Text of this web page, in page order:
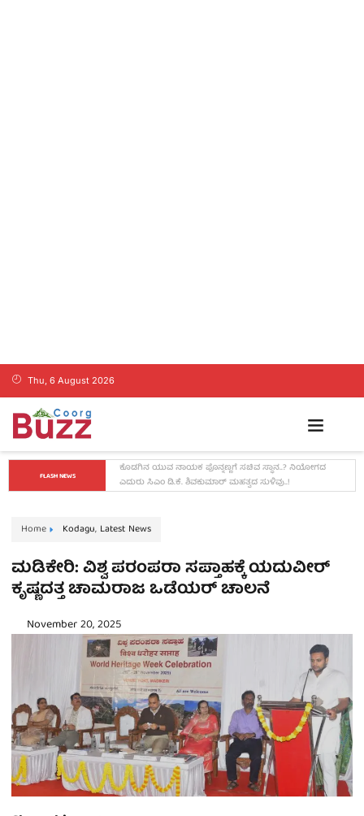
Thu, 6 August 2026
FLASH NEWS
ಡ್ರಗ್ಸ್ ಬೇಡ, ಕನಸುಗಳನ್ನು ಬೆನ್ನಟ್ಟಿ: ಬೆಂಗಳೂರಿನಲ್ಲಿ ಕೊಡಗು ಬ್ಯಾಡ್ಮಿಂಟನ್
ಟೂರ್ನಿ ಯಶಸ್ವಿ
Home Kodagu, Latest News
ಮಡಿಕೇರಿ: ವಿಶ್ವ ಪರಂಪರಾ ಸಪ್ತಾಹಕ್ಕೆ ಯದುವೀರ್
ಕೃಷ್ಣದತ್ತ ಚಾಮರಾಜ ಒಡೆಯರ್ ಚಾಲನೆ
November 20, 2025